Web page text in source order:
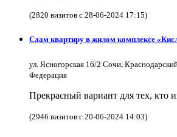
(2820 визитов с 28-06-2024 17:15)
Сдам квартиру в жилом комплексе
ул. Ясногорская 16/2 Сочи,
Федерация
Прекрасный вариант для тех, кто
(2946 визитов с 20-06-2024 14:03)